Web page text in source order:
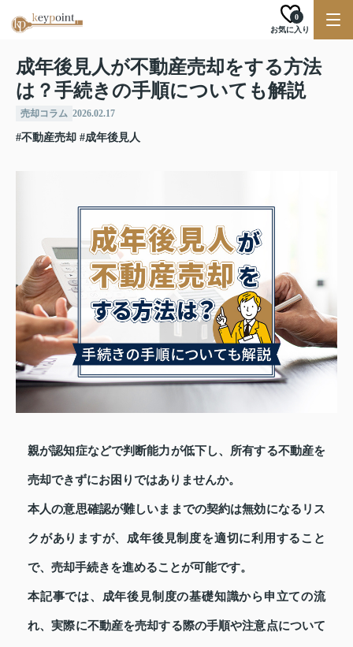
お気に入り
0
成年後見人が不動産売却をする方法
は？手続きの手順についても解説
売却コラム 2026.02.17
#不動産売却 #成年後見人
親が認知症などで判断能力が低下し、所有する不動産を
売却できずにお困りではありませんか。
本人の意思確認が難しいままでの契約は無効になるリス
クがありますが、成年後見制度を適切に利用すること
で、売却手続きを進めることが可能です。
本記事では、成年後見制度の基礎知識から申立ての流
れ、実際に不動産を売却する際の手順や注意点について